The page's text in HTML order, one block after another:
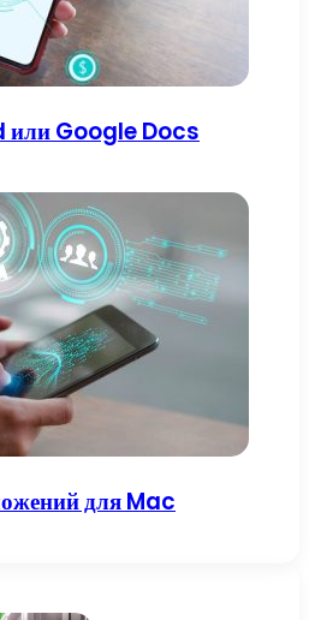
или Google Docs
для Mac